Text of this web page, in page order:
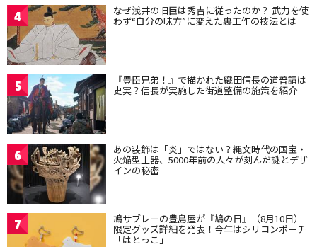
4 なぜ浅井の旧臣は秀吉に従ったのか？ 武力を使
わず“自分の味方”に変えた裏工作の技法とは
5 『豊臣兄弟！』で描かれた織田信長の道普請は
史実？信長が実施した街道整備の施策を紹介
6 あの装飾は「炎」ではない？縄文時代の国宝・
火焔型土器、5000年前の人々が刻んだ謎とデザ
インの秘密
7 鳩サブレーの豊島屋が『鳩の日』（8月10日）
限定グッズ詳細を発表！今年はシリコンポーチ
「はとっこ」